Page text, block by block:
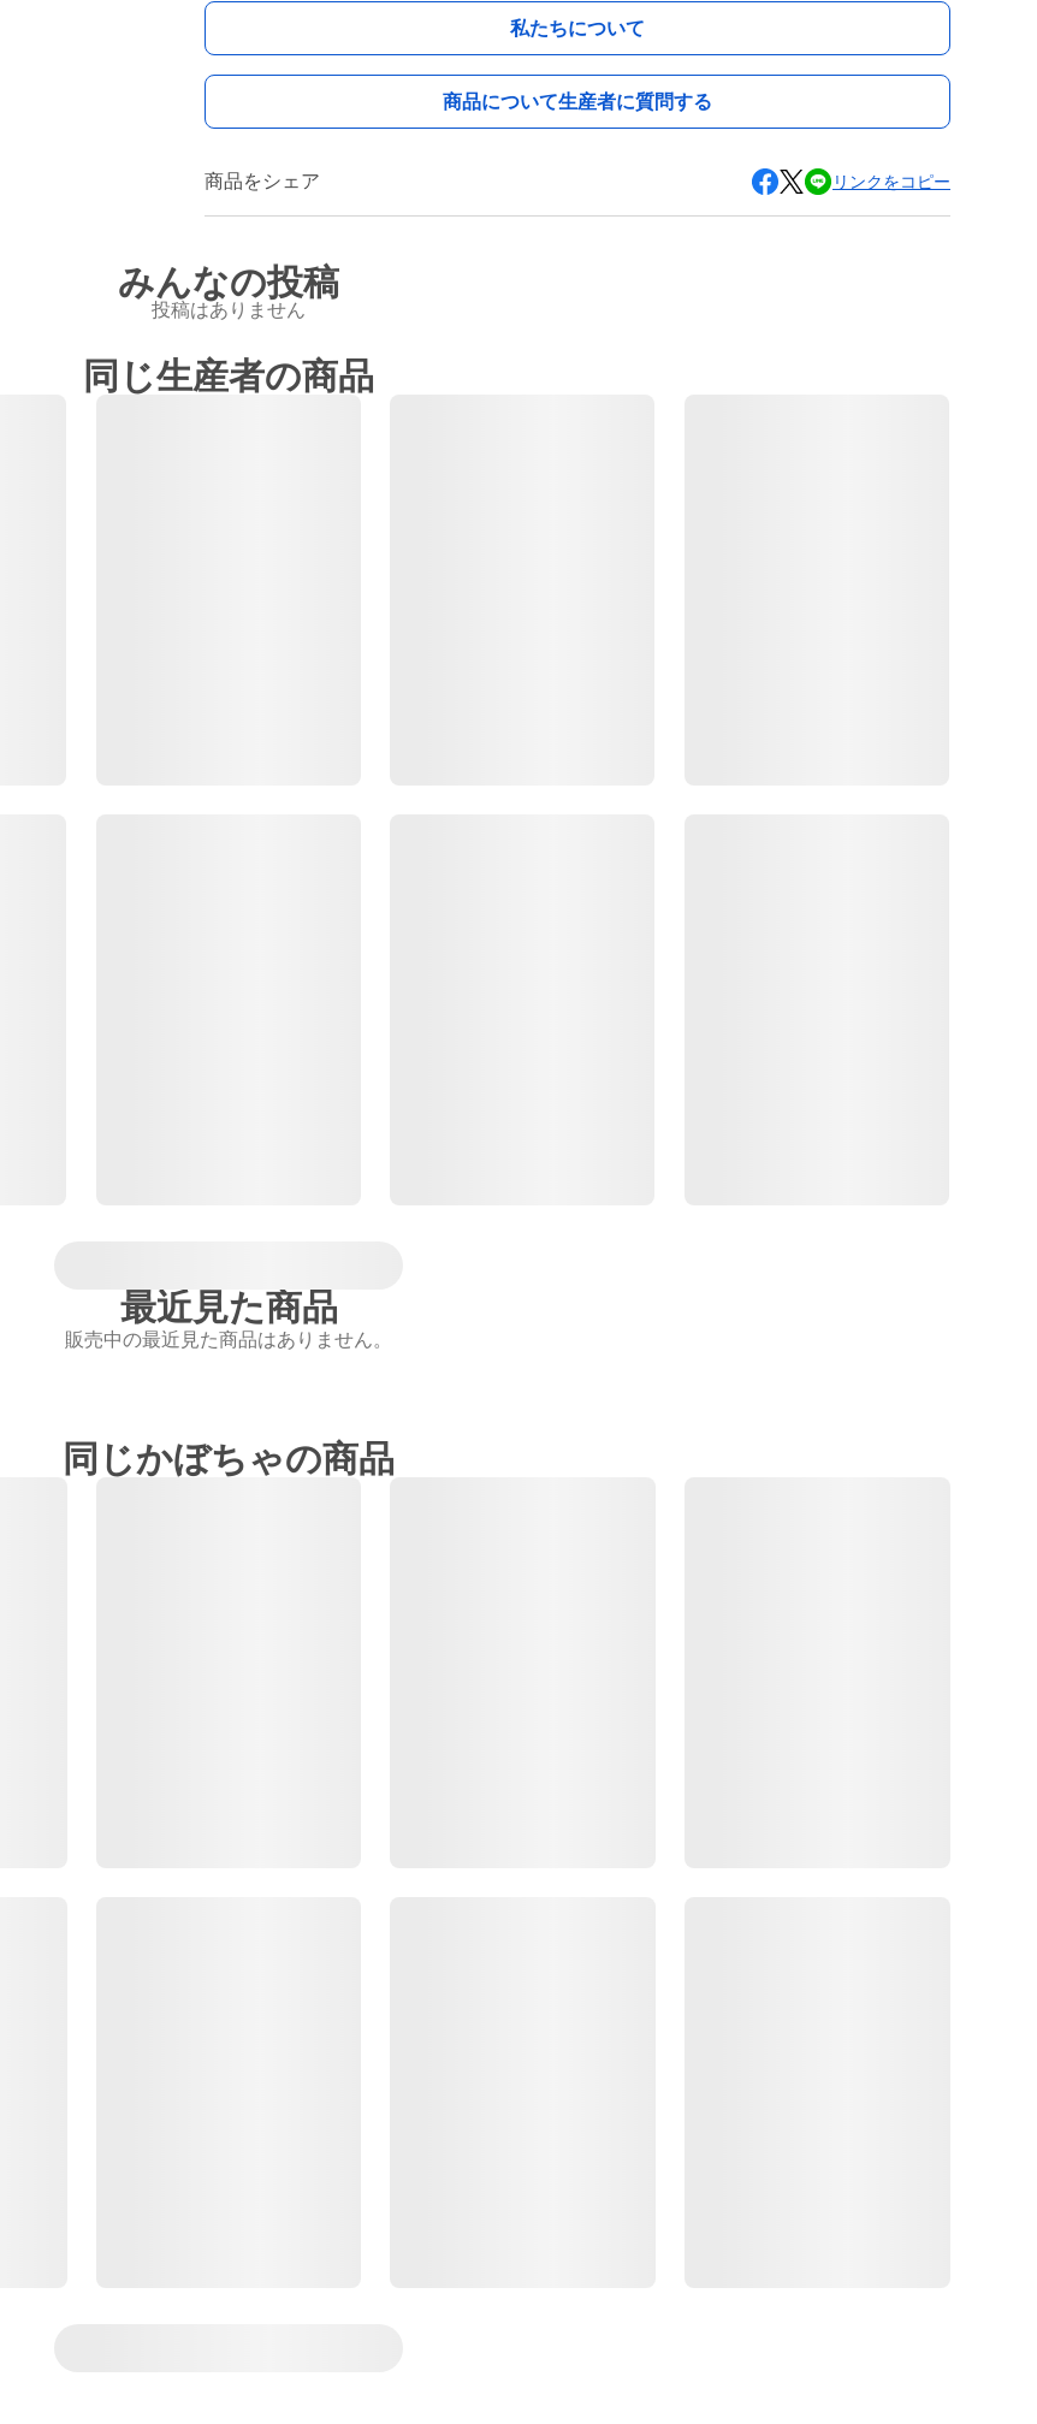
私たちについて
商品について生産者に質問する
商品をシェア リンクをコピー
みんなの投稿
投稿はありません
同じ生産者の商品
最近見た商品
販売中の最近見た商品はありません。
同じかぼちゃの商品